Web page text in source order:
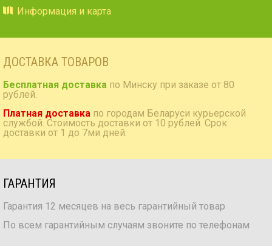
Информация и карта
ДОСТАВКА ТОВАРОВ
Бесплатная доставка по Минску при заказе от 80
рублей.
Платная доставка по городам Беларуси курьерской
службой. Стоимость доставки от 10 рублей. Срок
доставки от 1 до 7ми дней.
ГАРАНТИЯ
Гарантия 12 месяцев на весь гарантийный товар
По всем гарантийным случаям звоните по телефонам